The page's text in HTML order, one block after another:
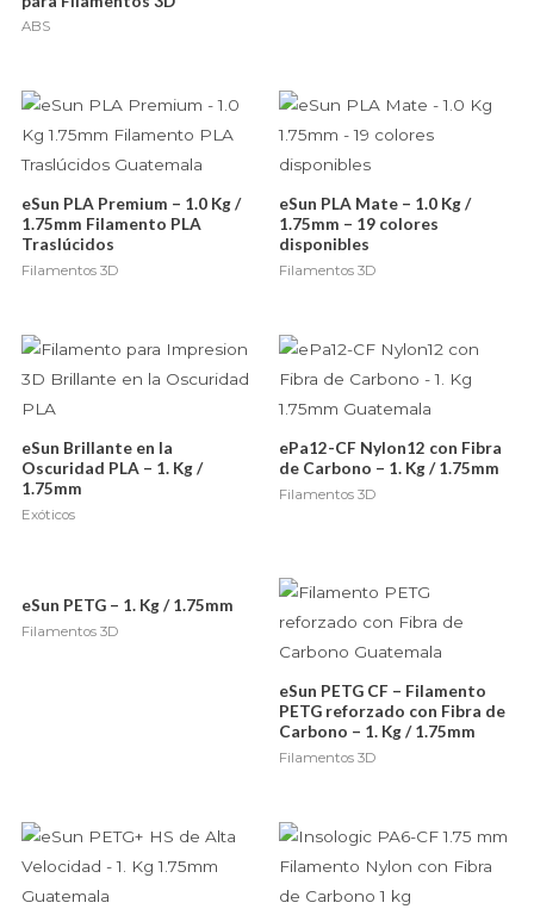
ABS
eSun PLA Premium – 1.0 Kg /
1.75mm Filamento PLA
Traslúcidos
Filamentos 3D
eSun PLA Mate – 1.0 Kg /
1.75mm – 19 colores
disponibles
Filamentos 3D
eSun Brillante en la
Oscuridad PLA – 1. Kg /
1.75mm
Exóticos
ePa12-CF Nylon12 con Fibra
de Carbono – 1. Kg / 1.75mm
Filamentos 3D
eSun PETG – 1. Kg / 1.75mm
Filamentos 3D
eSun PETG CF – Filamento
PETG reforzado con Fibra de
Carbono – 1. Kg / 1.75mm
Filamentos 3D